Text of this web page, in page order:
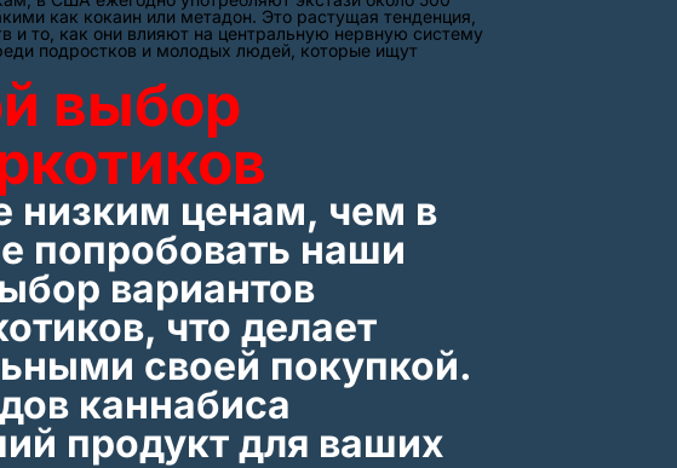
как кокаин или метадон. Это растущая тенденция,
и то, как они влияют на центральную нервную систему
подростков и молодых людей, которые ищут
выбор
низким ценам, чем в
попробовать наши
вариантов
что делает
своей покупкой.
каннабиса
продукт для ваших